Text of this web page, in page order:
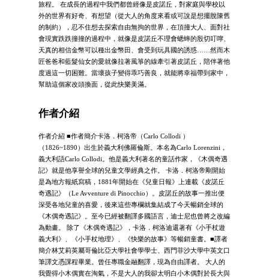
旅程。 在成長的過程中我們都曾經像是皮諾丘，對家庭與學校以
外的世界有好奇、有想望（從大人的角度來看或可說是想擺脫陳舊
的制約），忍不住想去探索自由無拘的世界，在頂撞大人、面對社
會現實跌跌撞撞的過程中，就像是皮諾丘不理會蟋蟀的殷切叮嚀、
天真的相信金幣可以種出金幣田、會受到玩具國的誘惑……然而木
匠爸爸和藍髮仙女的愛就像拉著風箏的線牽引著皮諾丘，陪伴著他
度過這一切困難。當壞孩子變得乖巧善良，就能將幸福帶到家中，
幫助這個家改頭換面，從此快樂美滿。
作者介紹
作者介紹 ■作者簡介卡洛．柯洛帝（Carlo Collodi ）
（1826~1890）出生於義大利佛羅倫斯。本名為Carlo Lorenzini，
義大利語Carlo Collodi。他是義大利著名的童話作家，《木偶奇遇
記》就是他享譽全球的兒童文學經典之作。 卡洛．柯洛帝剛開始
是為地方報紙寫稿，1881年開始在《兒童日報》上連載《皮諾丘
奇遇記》（Le Avventure di Pinocchio）。皮諾丘的故事一推出便
深受各地兒童的喜愛，後來這些專欄就集結成了今天暢銷全球的
《木偶奇遇記》。至今已經被翻譯多國語言，迪士尼也曾將之改編
為動畫。 除了《木偶奇遇記》，卡洛．柯洛迪還著有《小手杖遊
義大利》、《小手杖地理》、《快樂的故事》等暢銷童書。■譯者
簡介林艾莉英屬哥倫比亞大學社會學學士、西門菲沙大學中英文口
筆譯文憑課程畢業。曾任專職金融翻譯，現為自由譯者。 大人的
我覺得小木偶實在淘氣，不是大人的我卻太明白小木偶對於長大與